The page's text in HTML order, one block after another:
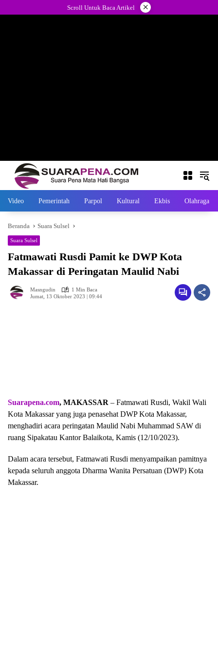
ke
Scroll Untuk Baca Artikel ×
Video Pemerintah Parpol Kultural Ekbis Olahraga
Beranda Suara Sulsel
Suara Sulsel
Fatmawati Rusdi Pamit ke DWP Kota
Makassar di Peringatan Maulid Nabi
Masngudin
1 Min Baca
Jumat, 13 Oktober 2023 | 09:44
Suarapena.com, MAKASSAR – Fatmawati Rusdi, Wakil Wali
Kota Makassar yang juga penasehat DWP Kota Makassar,
menghadiri acara peringatan Maulid Nabi Muhammad SAW di
ruang Sipakatau Kantor Balaikota, Kamis (12/10/2023).
Dalam acara tersebut, Fatmawati Rusdi menyampaikan pamitnya
kepada seluruh anggota Dharma Wanita Persatuan (DWP) Kota
Makassar.